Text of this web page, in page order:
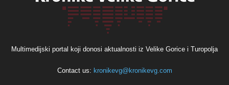
Multimedijski portal koji donosi aktualnosti iz Velike Gorice i Turopolja
Contact us: kronikevg@kronikevg.com